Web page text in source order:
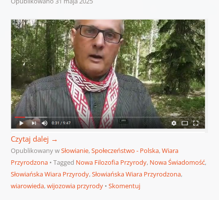
Czytaj dalej →
Opublikowany wSłowianie,Społeczeństwo - Polska,Wiara
Przyrodzona
Tagged Nowa Filozofia Przyrody, Nowa Świadomość,
Słowiańska Wiara Przyrody,Słowiańska Wiara Przyrodzona,
wiarowieda,wijozowia przyrody Skomentuj